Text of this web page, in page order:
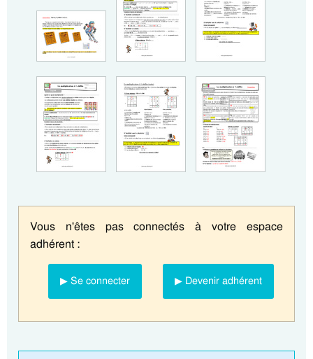
Vous n'êtes pas connectés à votre espace
adhérent :
▶ Se connecter ▶ Devenir adhérent